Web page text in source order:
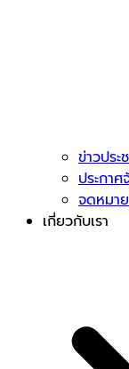
ข่าวปร
ประกา
จดหมา
เกี่ยวกับเรา